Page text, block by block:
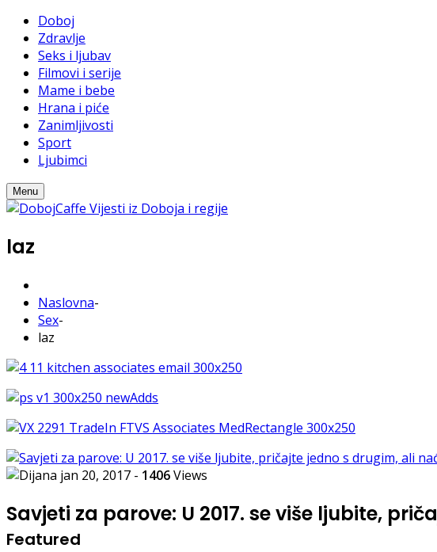
Doboj
Zdravlje
Seks i ljubav
Filmovi i serije
Mame i bebe
Hrana i piće
Zanimljivosti
Sport
Ljubimci
Menu
laz
Naslovna-
Sex-
laz
jan 20, 2017 - 1406Views
Savjeti za parove: U 2017. se više ljubite,
Featured